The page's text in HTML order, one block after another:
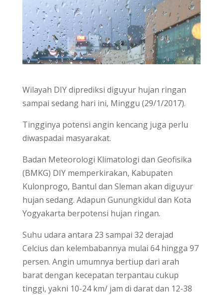
Wilayah DIY diprediksi diguyur hujan ringan
sampai sedang hari ini, Minggu (29/1/2017).
Tingginya potensi angin kencang juga perlu
diwaspadai masyarakat.
Badan Meteorologi Klimatologi dan Geofisika
(BMKG) DIY memperkirakan, Kabupaten
Kulonprogo, Bantul dan Sleman akan diguyur
hujan sedang. Adapun Gunungkidul dan Kota
Yogyakarta berpotensi hujan ringan.
Suhu udara antara 23 sampai 32 derajad
Celcius dan kelembabannya mulai 64 hingga 97
persen. Angin umumnya bertiup dari arah
barat dengan kecepatan terpantau cukup
tinggi, yakni 10-24 km/ jam di darat dan 12-38